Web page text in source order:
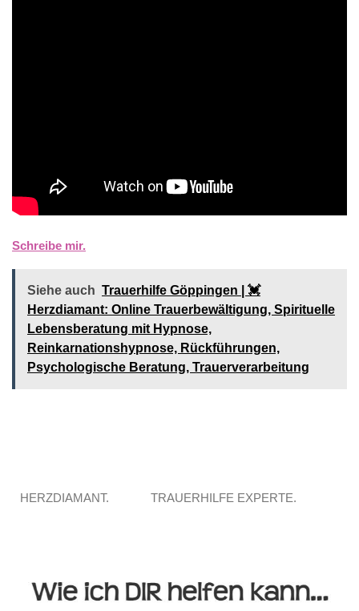
Schreibe mir.
Siehe auch Trauerhilfe Göppingen | 💓️️
Herzdiamant: Online Trauerbewältigung, Spirituelle
Lebensberatung mit Hypnose,
Reinkarnationshypnose, Rückführungen,
Psychologische Beratung, Trauerverarbeitung
HERZDIAMANT. TRAUERHILFE EXPERTE.